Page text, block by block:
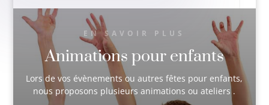
EN SAVOIR PLUS
Animations pour enfants
Lors de vos évènements ou autres fêtes pour enfants,
nous proposons plusieurs animations ou ateliers .